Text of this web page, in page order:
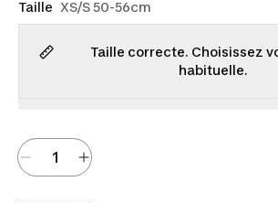
Taille XS/S 50-56cm
Taille correcte. Choisissez
habituelle.